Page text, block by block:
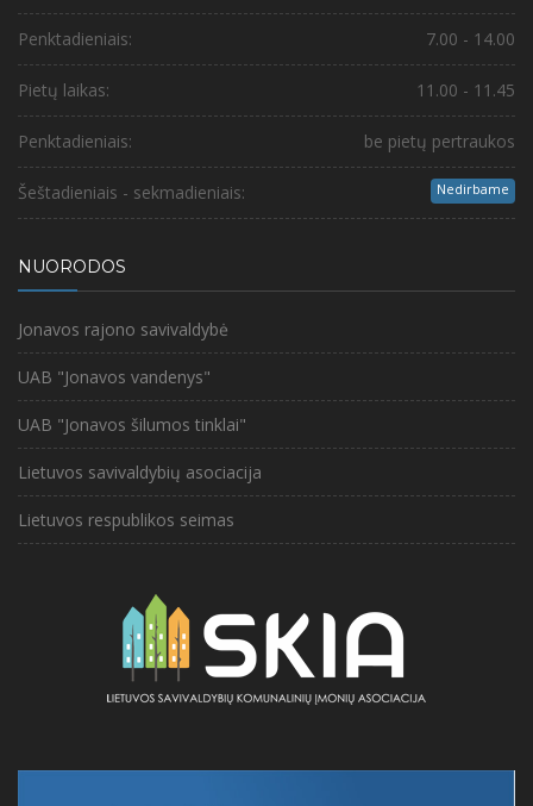
Penktadieniais: 7.00 - 14.00
Pietų laikas: 11.00 - 11.45
Penktadieniais: be pietų pertraukos
Šeštadieniais - sekmadieniais: Nedirbame
NUORODOS
Jonavos rajono savivaldybė
UAB "Jonavos vandenys"
UAB "Jonavos šilumos tinklai"
Lietuvos savivaldybių asociacija
Lietuvos respublikos seimas